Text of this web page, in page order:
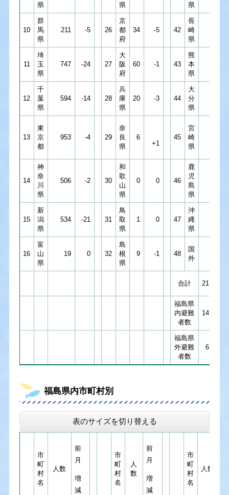
県
県
県
10
群
馬
県
211 -5 26
京
都
府
34 -5 42
長
崎
県
11
埼
玉
県
747 -24 27
大
阪
府
60 -1 43
熊
本
県
12
千
葉
県
594 -14 28
兵
庫
県
20 -3 44
大
分
県
13
東
京
都
953 -4 29
奈
良
県
6
+1
45
宮
崎
県
14
神
奈
川
県
506 -2 30
和
歌
山
県
0 0 46
鹿
児
島
県
15
新
潟
県
534 -21 31
鳥
取
県
1 0 47
沖
縄
県
16
富
山
県
19 0 32
島
根
県
9 -1 48
国
外
合計 21,170
福島県
内避難
者数
14,614
福島県
外避難
者数
6,556
福島県内市町村別
表のサイズを切り替える
市
町
村
名
人数
前
月
増
減
市
町
村
名
人
数
前
月
増
減
市
町
村
名
人数